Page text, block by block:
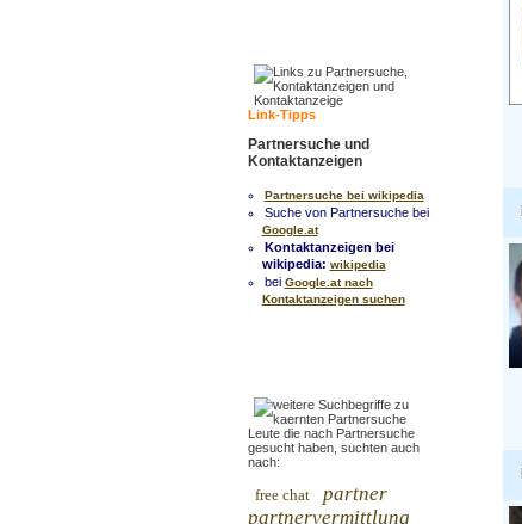
Link-Tipps
Partnersuche und
Kontaktanzeigen
Partnersuche bei wikipedia
Suche von Partnersuche bei
Google.at
Kontaktanzeigen bei
wikipedia: wikipedia
bei Google.at nach
Kontaktanzeigen suchen
Leute die nach Partnersuche
gesucht haben, suchten auch
nach:
free chat
partner
partnervermittlung